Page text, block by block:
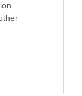
LEHET NYÁRI